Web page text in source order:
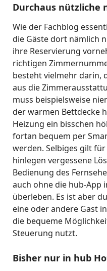
Durchaus nützliche
Wie der Fachblog
die Gäste dort nämlich
ihre Reservierung
richtigen
besteht vielmehr darin,
aus die
muss beispielsweise
der warmen Bettdecke
Heizung ein bisschen
fortan bequem per
werden. Selbiges gilt
hinlegen vergessene
Bedienung des
auch ohne die hub-App
überleben. Es ist aber
eine oder andere Gast
die bequeme
Steuerung nutzt.
Bisher nur in hub